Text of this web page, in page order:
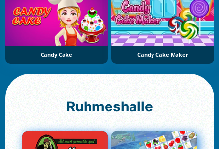
Candy Cake Candy Cake Maker
Ruhmeshalle